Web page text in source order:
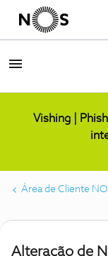
Vishing |
Área de Cliente
Alteração de